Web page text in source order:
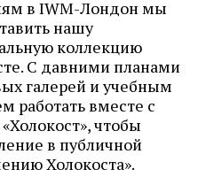
в IWM-Лондон мы
нашу
коллекцию
С давними планами
галерей и учебным
работать вместе с
чтобы
в публичной
Холокоста».